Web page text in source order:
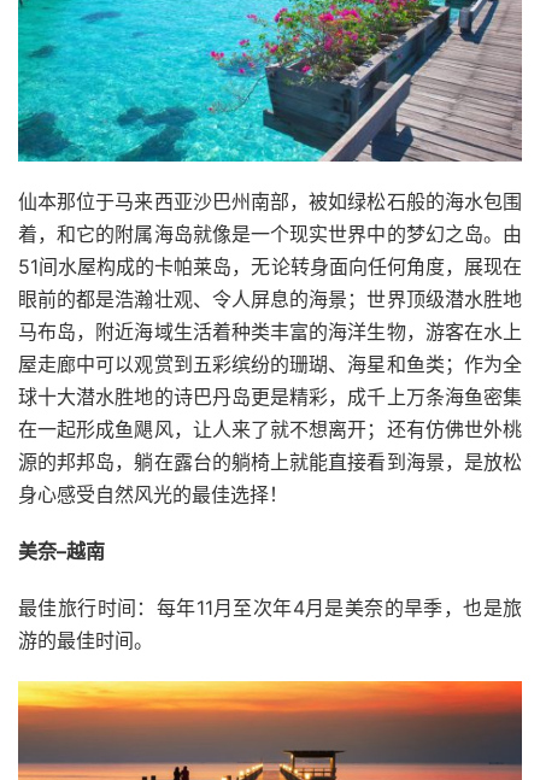
仙本那位于马来西亚沙巴州南部，被如绿松石般的海水包围
着，和它的附属海岛就像是一个现实世界中的梦幻之岛。由
51间水屋构成的卡帕莱岛，无论转身面向任何角度，展现在
眼前的都是浩瀚壮观、令人屏息的海景；世界顶级潜水胜地
马布岛，附近海域生活着种类丰富的海洋生物，游客在水上
屋走廊中可以观赏到五彩缤纷的珊瑚、海星和鱼类；作为全
球十大潜水胜地的诗巴丹岛更是精彩，成千上万条海鱼密集
在一起形成鱼飓风，让人来了就不想离开；还有仿佛世外桃
源的邦邦岛，躺在露台的躺椅上就能直接看到海景，是放松
身心感受自然风光的最佳选择！
美奈–越南
最佳旅行时间：每年11月至次年4月是美奈的旱季，也是旅
游的最佳时间。